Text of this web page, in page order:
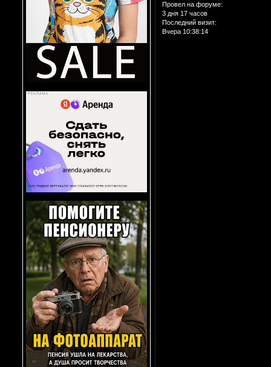
Провел на форуме:
3 дня 17 часов
Последний визит:
Вчера 10:38:14